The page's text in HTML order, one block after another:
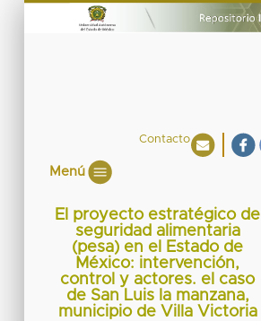
Contacto
Menú
El proyecto estratégico de
seguridad alimentaria
(pesa) en el Estado de
México: intervención,
control y actores. el caso
de San Luis la manzana,
municipio de Villa Victoria